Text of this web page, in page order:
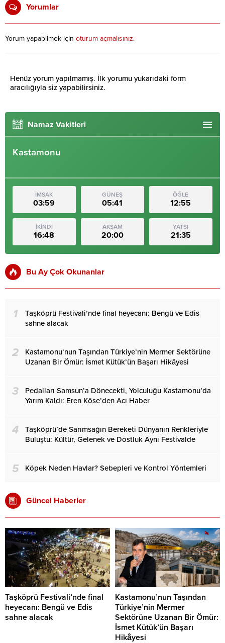
Yorumlar
Yorum yapabilmek için oturum açmalısınız.
Henüz yorum yapılmamış. İlk yorumu yukarıdaki form
aracılığıyla siz yapabilirsiniz.
Namaz Vakitleri
Kastamonu
İMSAK
03:59
GÜNEŞ
05:41
ÖĞLE
12:55
İKİNDİ
16:48
AKŞAM
20:00
YATSI
21:35
Bu Ay Çok Okunanlar
1
Taşköprü Festivali’nde final heyecanı: Bengü ve Edis
sahne alacak
2
Kastamonu’nun Taşından Türkiye’nin Mermer Sektörüne
Uzanan Bir Ömür: İsmet Kütük’ün Başarı Hikâyesi
3
Pedalları Samsun’a Dönecekti, Yolculuğu Kastamonu’da
Yarım Kaldı: Eren Köse’den Acı Haber
4
Taşköprü’de Sarımsağın Bereketi Dünyanın Renkleriyle
Buluştu: Kültür, Gelenek ve Dostluk Aynı Festivalde
5 Köpek Neden Havlar? Sebepleri ve Kontrol Yöntemleri
Güncel Haberler
Taşköprü Festivali’nde final
heyecanı: Bengü ve Edis
sahne alacak
Kastamonu’nun Taşından
Türkiye’nin Mermer
Sektörüne Uzanan Bir Ömür:
İsmet Kütük’ün Başarı
Hikâyesi